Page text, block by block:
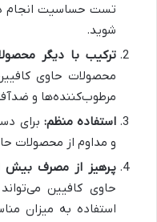
تست حساسیت انجام
شوید.
ترکیب با دیگر
محصولات حاوی
مرطوب‌کننده‌ها و
استفاده منظم: برای
و مداوم از محصولات
پرهیز از مصرف بیش
حاوی کافیین
استفاده به میزان